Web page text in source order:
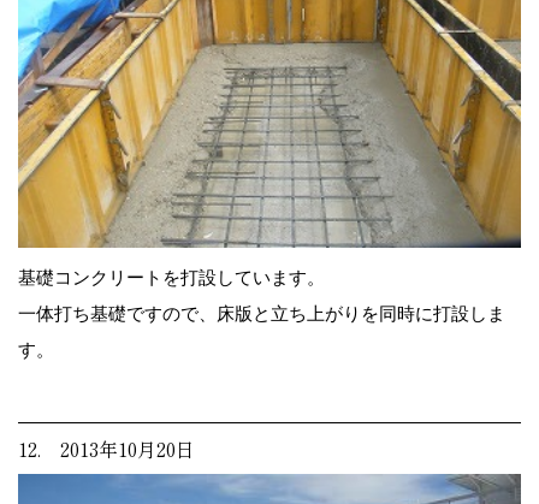
基礎コンクリートを打設しています。
一体打ち基礎ですので、床版と立ち上がりを同時に打設しま
す。
12. 2013年10月20日